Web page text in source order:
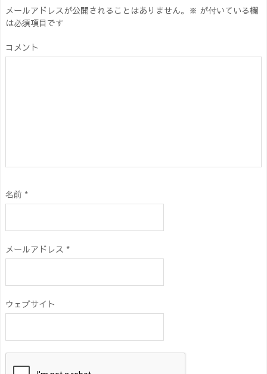
メールアドレスが公開されることはありません。 ※ が付いている欄
は必須項目です
コメント
名前 *
メールアドレス *
ウェブサイト